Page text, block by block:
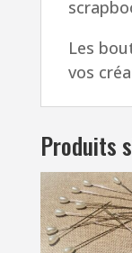
Les
vos
Produits